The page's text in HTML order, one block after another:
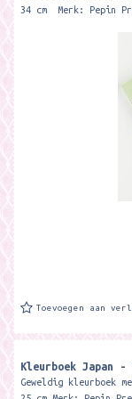
34 cm Merk: Pepin
Toevoegen aan
Kleurboek Japan -
Geweldig kleurboek